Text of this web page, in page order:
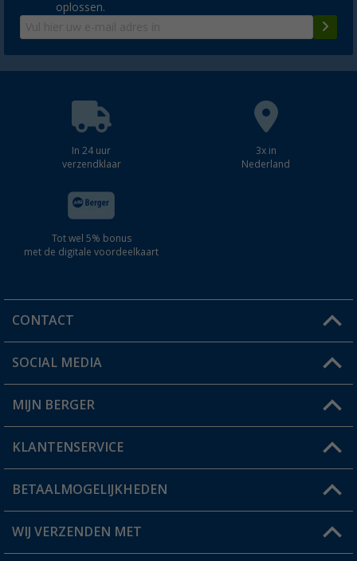
oplossen.
In 24 uur
verzendklaar
3x in
Nederland
Tot wel 5% bonus
met de digitale voordeelkaart
CONTACT
Een vraag?
Winkel vinden
SOCIAL MEDIA
MIJN BERGER
Mijn account
Status bestelling
Verlanglijstje
KLANTENSERVICE
FAQ & Contact
Verzendinformatie
BETAALMOGELIJKHEDEN
WIJ VERZENDEN MET